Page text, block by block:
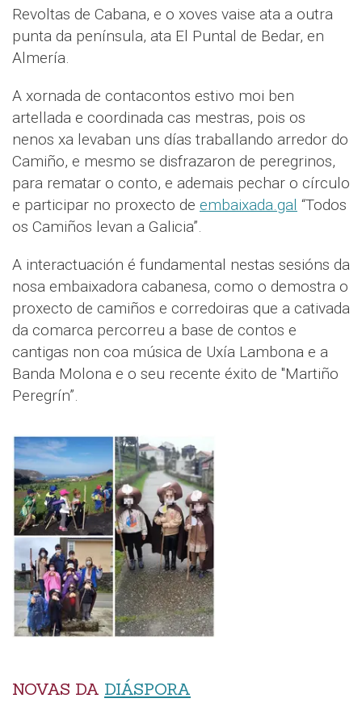
Revoltas de Cabana, e o xoves vaise ata a outra
punta da península, ata El Puntal de Bedar, en
Almería.
A xornada de contacontos estivo moi ben
artellada e coordinada cas mestras, pois os
nenos xa levaban uns días traballando arredor do
Camiño, e mesmo se disfrazaron de peregrinos,
para rematar o conto, e ademais pechar o círculo
e participar no proxecto de embaixada.gal “Todos
os Camiños levan a Galicia”.
A interactuación é fundamental nestas sesións da
nosa embaixadora cabanesa, como o demostra o
proxecto de camiños e corredoiras que a cativada
da comarca percorreu a base de contos e
cantigas non coa música de Uxía Lambona e a
Banda Molona e o seu recente éxito de "Martiño
Peregrín”.
NOVAS DA DIÁSPORA